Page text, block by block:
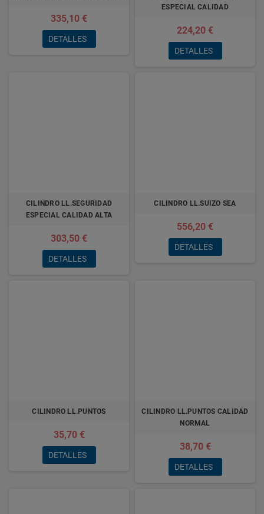
335,10 €
DETALLES
ESPECIAL CALIDAD
224,20 €
DETALLES
CILINDRO LL.SEGURIDAD
ESPECIAL CALIDAD ALTA
303,50 €
DETALLES
CILINDRO LL.SUIZO SEA
556,20 €
DETALLES
CILINDRO LL.PUNTOS
35,70 €
DETALLES
CILINDRO LL.PUNTOS CALIDAD
NORMAL
38,70 €
DETALLES